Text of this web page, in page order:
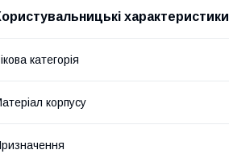
характеристики
категорія
корпусу